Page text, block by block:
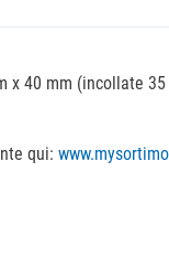
40 mm (incollate
qui: